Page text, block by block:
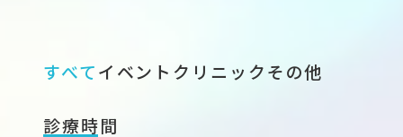
すべてイベント クリニックその他
診療時間